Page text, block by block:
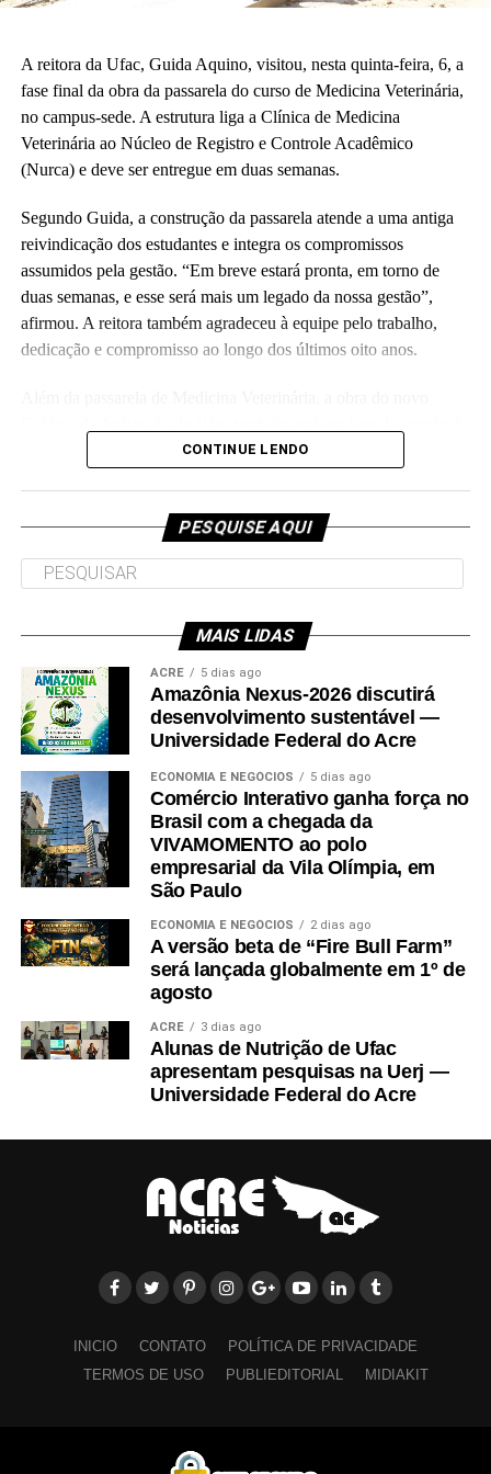
Também participaram da cerimônia o pró-reitor de Planejamento,
prefeito do campus, Artesson Cruz; além de professores, técnico-
administrativos, estudantes e representantes da construtora
responsável pela obra.
(Fhagner Soares, estagiário Ascom/Ufac)
Leia Mais: UFAC
A reitora da Ufac, Guida Aquino, visitou, nesta quinta-feira, 6, a
fase final da obra da passarela do curso de Medicina Veterinária,
no campus-sede. A estrutura liga a Clínica de Medicina
Veterinária ao Núcleo de Registro e Controle Acadêmico
(Nurca) e deve ser entregue em duas semanas.
Segundo Guida, a construção da passarela atende a uma antiga
reivindicação dos estudantes e integra os compromissos
assumidos pela gestão. “Em breve estará pronta, em torno de
duas semanas, e esse será mais um legado da nossa gestão”,
afirmou. A reitora também agradeceu à equipe pelo trabalho,
dedicação e compromisso ao longo dos últimos oito anos.
e deve ser entregue em breve.CONTINUE LENDO
PESQUISE AQUI
MAIS LIDAS
ACRE 5 dias ago
Amazônia Nexus-2026 discutirá
desenvolvimento sustentável —
Universidade Federal do Acre
ECONOMIA E NEGÓCIOS 5 dias ago
Comércio Interativo ganha força no
Brasil com a chegada da
VIVAMOMENTO ao polo
empresarial da Vila Olímpia, em
São Paulo
ECONOMIA E NEGÓCIOS 2 dias ago
A versão beta de “Fire Bull Farm”
será lançada globalmente em 1º de
agosto
ACRE 3 dias ago
Alunas de Nutrição de Ufac
apresentam pesquisas na Uerj —
Universidade Federal do Acre
INICIO CONTATO
POLÍTICA DE PRIVACIDADE
TERMOS DE USO
PUBLIEDITORIAL MIDIAKIT